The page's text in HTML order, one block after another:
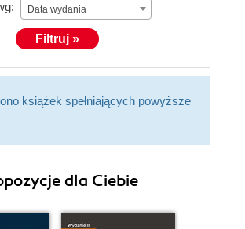
Data wydania
Filtruj »
książek spełniających powyższe
dla Ciebie